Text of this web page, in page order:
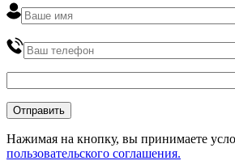
Нажимая на кнопку, вы принимаете
пользовательского соглашения.